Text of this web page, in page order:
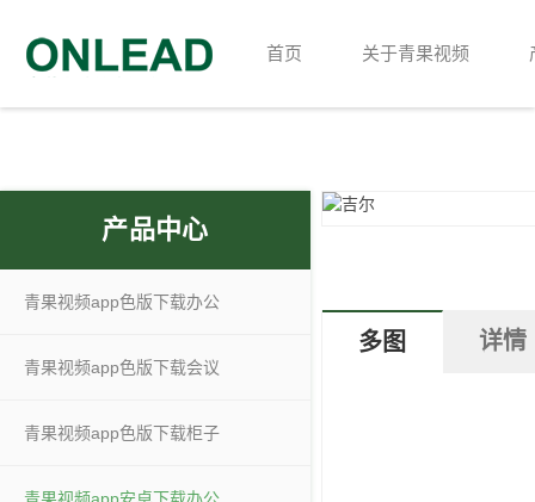
首页 关于青果视频
产品中心
青果视频app色版下载办公
青果视频app色版下载会议
青果视频app色版下载柜子
多图 详情